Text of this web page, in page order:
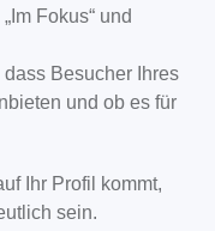
Fokus“ und
Besucher Ihres
und ob es für
Ihr Profil kommt,
sein.